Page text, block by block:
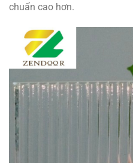
chuẩn cao hơn.